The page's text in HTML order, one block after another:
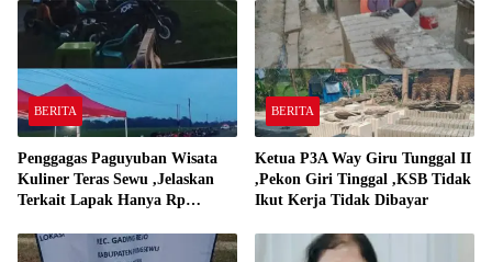
BERITA
Penggagas Paguyuban Wisata
Kuliner Teras Sewu ,Jelaskan
Terkait Lapak Hanya Rp
BERITA
Ketua P3A Way Giru Tunggal II
,Pekon Giri Tinggal ,KSB Tidak
Ikut Kerja Tidak Dibayar